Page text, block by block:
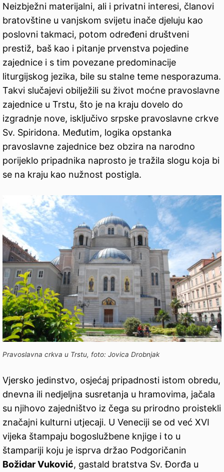
Neizbježni materijalni, ali i privatni interesi, članovi
bratovštine u vanjskom svijetu inače djeluju kao
poslovni takmaci, potom određeni društveni
prestiž, baš kao i pitanje prvenstva pojedine
zajednice i s tim povezane predominacije
liturgijskog jezika, bile su stalne teme nesporazuma.
Takvi slučajevi obilježili su život moćne pravoslavne
zajednice u Trstu, što je na kraju dovelo do
izgradnje nove, isključivo srpske pravoslavne crkve
Sv. Spiridona. Međutim, logika opstanka
pravoslavne zajednice bez obzira na narodno
porijeklo pripadnika naprosto je tražila slogu koja bi
se na kraju kao nužnost postigla.
Pravoslavna crkva u Trstu, foto: Jovica Drobnjak
Vjersko jedinstvo, osjećaj pripadnosti istom obredu,
dnevna ili nedjeljna susretanja u hramovima, jačala
su njihovo zajedništvo iz čega su prirodno proistekli
značajni kulturni utjecaji. U Veneciji se od već XVI
vijeka štampaju bogoslužbene knjige i to u
štampariji koju je isprva držao Podgoričanin
Božidar Vuković, gastald bratstva Sv. Đorđa u